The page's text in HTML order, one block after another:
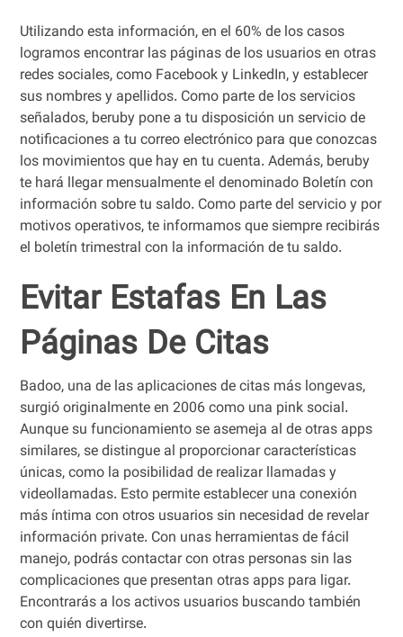
Utilizando esta información, en el 60% de los casos
logramos encontrar las páginas de los usuarios en otras
redes sociales, como Facebook y LinkedIn, y establecer
sus nombres y apellidos. Como parte de los servicios
señalados, beruby pone a tu disposición un servicio de
notificaciones a tu correo electrónico para que conozcas
los movimientos que hay en tu cuenta. Además, beruby
te hará llegar mensualmente el denominado Boletín con
información sobre tu saldo. Como parte del servicio y por
motivos operativos, te informamos que siempre recibirás
el boletín trimestral con la información de tu saldo.
Evitar Estafas En Las
Páginas De Citas
Badoo, una de las aplicaciones de citas más longevas,
surgió originalmente en 2006 como una pink social.
Aunque su funcionamiento se asemeja al de otras apps
similares, se distingue al proporcionar características
únicas, como la posibilidad de realizar llamadas y
videollamadas. Esto permite establecer una conexión
más íntima con otros usuarios sin necesidad de revelar
información private. Con unas herramientas de fácil
manejo, podrás contactar con otras personas sin las
complicaciones que presentan otras apps para ligar.
Encontrarás a los activos usuarios buscando también
con quién divertirse.